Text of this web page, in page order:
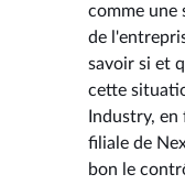
comme une
de
savoir si et
cette
Industry, en
filiale de
bon le